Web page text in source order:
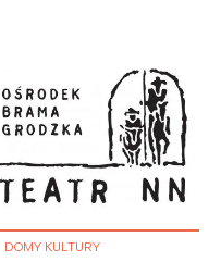
DOMY KULTURY